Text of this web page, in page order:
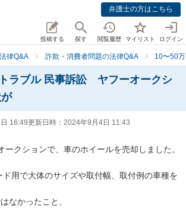
弁護士の方はこちら
投稿する 探す 閲覧履歴 マイリスト ログイン
法律Q&A 詐欺・消費者問題の法律Q&A 10〜50
ラブル 民事訴訟 ヤフーオークシ
16:49更新日時： 2024年9月4日 11:43
ークションで、車のホイールを売却しました。
ド用で大体のサイズや取付幅、取付例の車種を
なかったこと、